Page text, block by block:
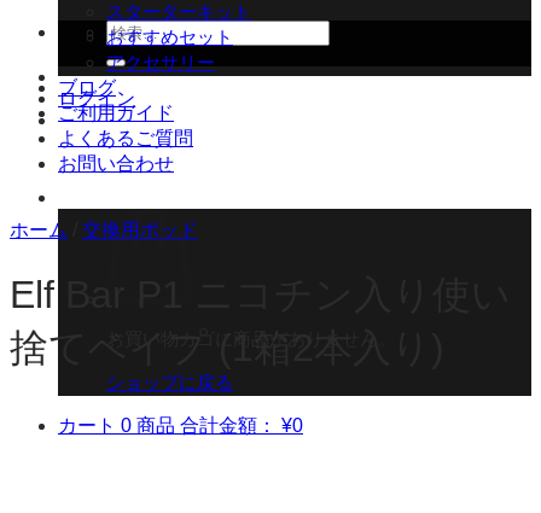
検
索
対
象:
ログイン
ショップに戻る
カート 0 商品 合計金額： ¥0
スターターキット
おすすめセット
アクセサリー
ブログ
ご利用ガイド
よくあるご質問
お問い合わせ
ホーム 交換用ポッド
Elf Bar P1 ニコチン入り使い
捨てベイプ (1箱2本入り)